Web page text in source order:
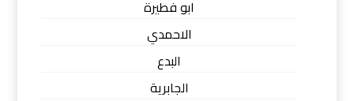
ابو فطيرة
الاحمدي
البدع
الجابرية